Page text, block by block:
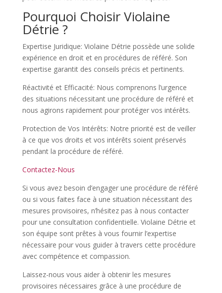
Pourquoi Choisir Violaine
Détrie ?
Expertise Juridique: Violaine Détrie possède une solide
expérience en droit et en procédures de référé. Son
expertise garantit des conseils précis et pertinents.
Réactivité et Efficacité: Nous comprenons l’urgence
des situations nécessitant une procédure de référé et
nous agirons rapidement pour protéger vos intérêts.
Protection de Vos Intérêts: Notre priorité est de veiller
à ce que vos droits et vos intérêts soient préservés
pendant la procédure de référé.
Contactez-Nous
Si vous avez besoin d’engager une procédure de référé
ou si vous faites face à une situation nécessitant des
mesures provisoires, n’hésitez pas à nous contacter
pour une consultation confidentielle. Violaine Détrie et
son équipe sont prêtes à vous fournir l’expertise
nécessaire pour vous guider à travers cette procédure
avec compétence et compassion.
Laissez-nous vous aider à obtenir les mesures
provisoires nécessaires grâce à une procédure de